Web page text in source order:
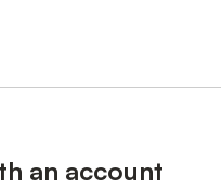
an account